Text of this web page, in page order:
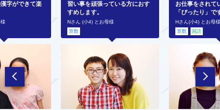
字ができて楽
習い事を頑張っている方におす
すめします。
Nさん (小4) とお母様
算数
お仕事をされて
「ぴったり」で
Hさん(小4) とお母
算数
国語